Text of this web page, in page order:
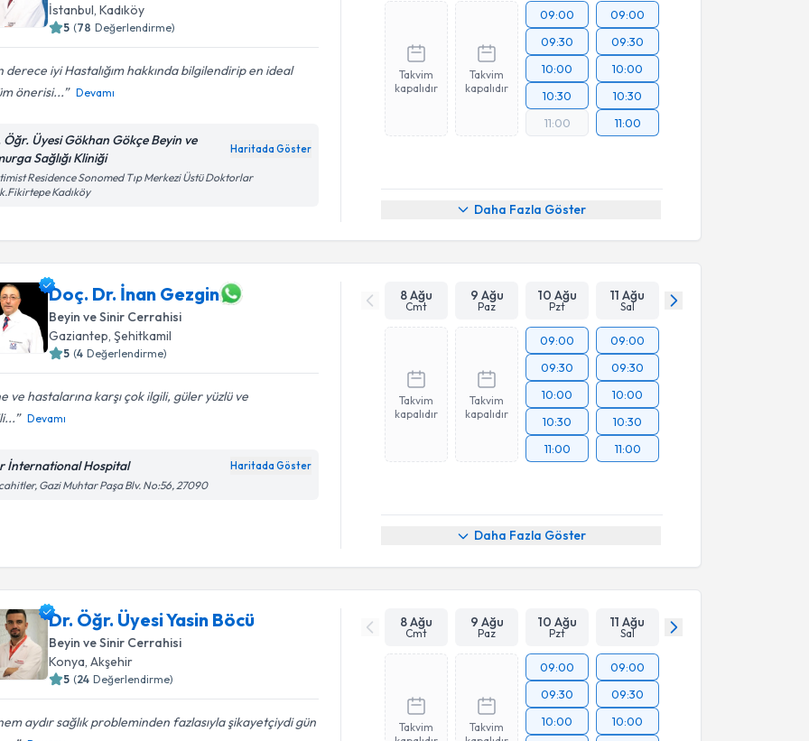
İstanbul , Kadıköy
5 (78 Değerlendirme)
derece iyi Hastalığım hakkında bilgilendirip en ideal
önerisi...
Devamı
Öğr. Üyesi Gökhan Gökçe Beyin ve
Sağlığı Kliniği
Haritada Göster
Residence Sonomed Tıp Merkezi Üstü Doktorlar
Kadıköy
Takvim
kapalıdır
Takvim
kapalıdır
09:00
09:30
10:00
10:30
11:00
09:00
09:30
10:00
10:30
11:00
Daha Fazla Göster
Doç. Dr. İnan Gezgin
Beyin ve Sinir Cerrahisi
Gaziantep, Şehitkamil
5 (4 Değerlendirme)
ve hastalarına karşı çok ilgili, güler yüzlü ve
Devamı
İnternational Hospital Haritada Göster
Gazi Muhtar Paşa Blv. No:56, 27090
8 Ağu
Cmt
9 Ağu
Paz
10 Ağu
Pzt
11 Ağu
Sal
Takvim
kapalıdır
Takvim
kapalıdır
09:00
09:30
10:00
10:30
11:00
09:00
09:30
10:00
10:30
11:00
Daha Fazla Göster
Dr. Öğr. Üyesi Yasin Böcü
Beyin ve Sinir Cerrahisi
Konya , Akşehir
5 (24 Değerlendirme)
aydır sağlık probleminden fazlasıyla şikayetçiydi gün
8 Ağu
Cmt
9 Ağu
Paz
10 Ağu
Pzt
11 Ağu
Sal
Takvim
Takvim
09:00
09:30
10:00
09:00
09:30
10:00